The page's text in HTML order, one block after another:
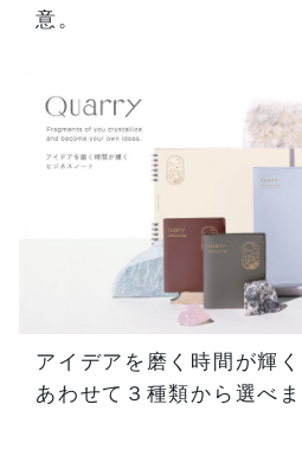
意。
アイデアを磨く時間が輝
あわせて３種類から選べま